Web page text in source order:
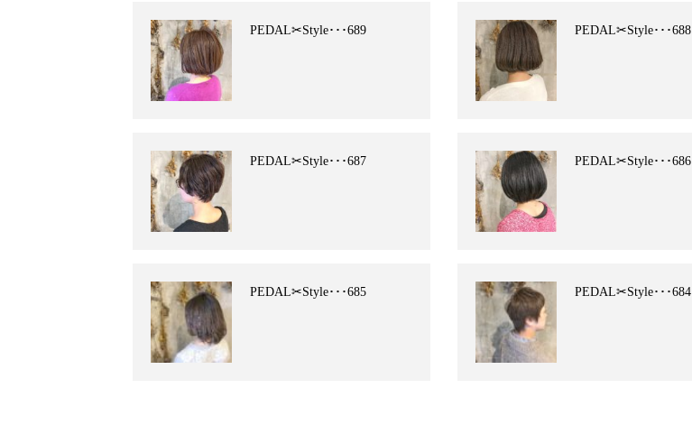
PEDAL✂︎Style･･･689 PEDAL✂︎Style･･･688
PEDAL✂︎Style･･･687 PEDAL✂︎Style･･･686
PEDAL✂︎Style･･･685 PEDAL✂︎Style･･･684